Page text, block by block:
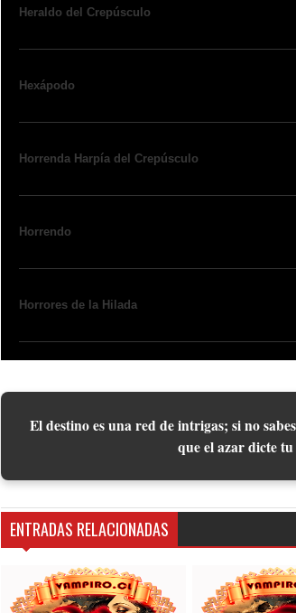
Heraldo del Crepúsculo
Hexápodo
Horrenda Harpía del Crepúsculo
Horrendo
Horrores de la Hilada
El destino es una red de intrigas; si no
que el azar dicte
ENTRADAS RELACIONADAS